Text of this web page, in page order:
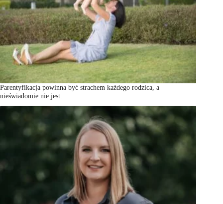
Parentyfikacja powinna być strachem każdego rodzica, a
nieświadomie nie jest.